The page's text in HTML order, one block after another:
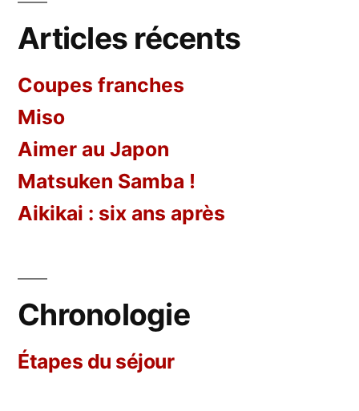
Articles récents
Coupes franches
Miso
Aimer au Japon
Matsuken Samba !
Aikikai : six ans après
Chronologie
Étapes du séjour